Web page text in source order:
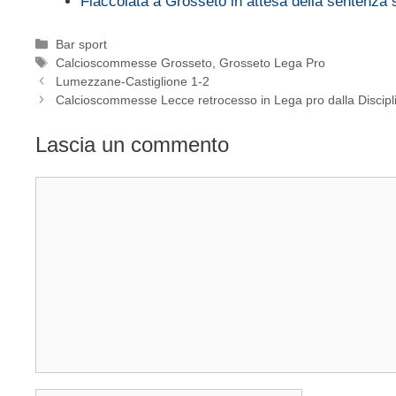
Categorie
Bar sport
Tag
Calcioscommesse Grosseto ,Grosseto Lega Pro
Lumezzane-Castiglione 1-2
Calcioscommesse Lecce retrocesso in Lega pro dalla
Lascia un commento